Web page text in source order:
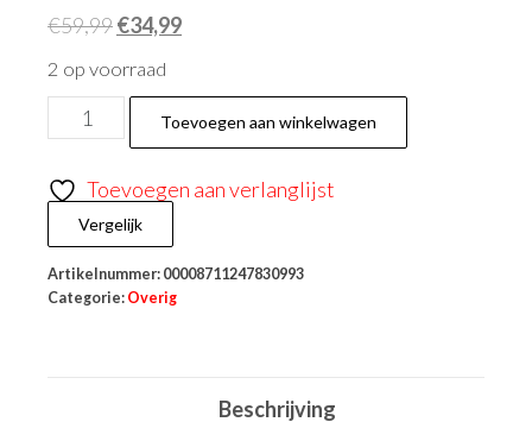
€59,99€34,99
2 op voorraad
Toevoegen aan winkelwagen
Toevoegen aan verlanglijst
Vergelijk
Artikelnummer: 00008711247830993
Categorie: Overig
Beschrijving